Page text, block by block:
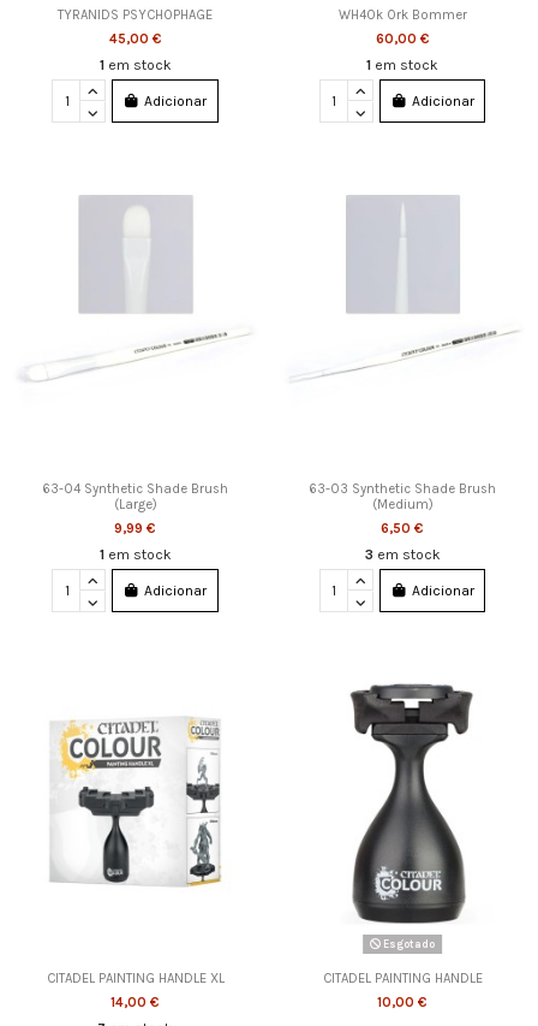
TYRANIDS PSYCHOPHAGE
45,00 €
1 em stock
Adicionar
WH40k Ork Bommer
60,00 €
1 em stock
Adicionar
63-04 Synthetic Shade Brush
(Large)
9,99 €
1 em stock
Adicionar
63-03 Synthetic Shade Brush
(Medium)
6,50 €
3 em stock
Adicionar
CITADEL PAINTING HANDLE XL
14,00 €
Esgotado
CITADEL PAINTING HANDLE
10,00 €